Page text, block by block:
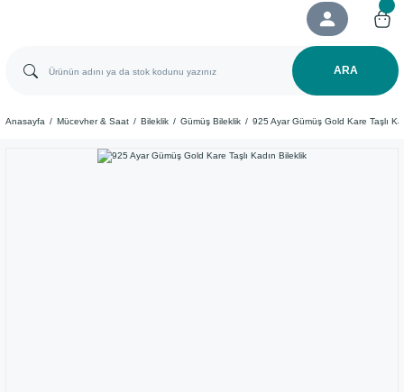
ARA
Anasayfa Mücevher & Saat Bileklik Gümüş Bileklik 925 Ayar Gümüş Gold Kare Taşlı